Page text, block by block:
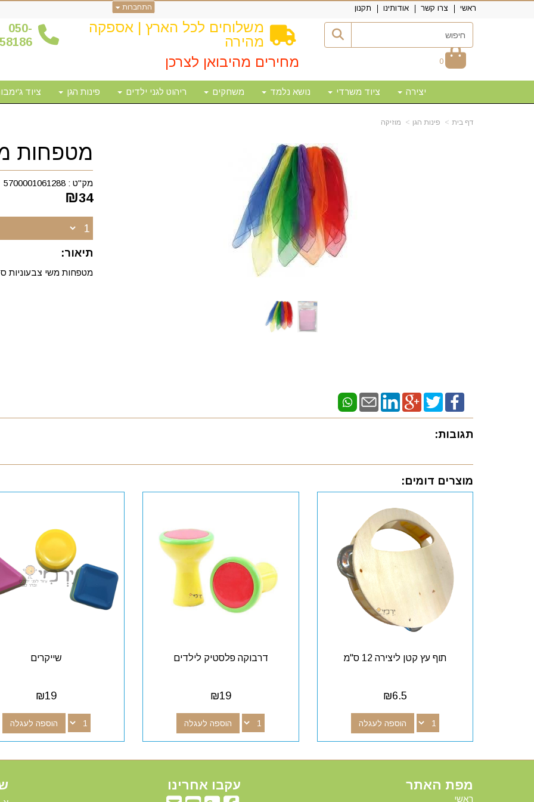
התחברות ראשי צרו קשר אודותינו תקנון
0
משלוחים לכל הארץ | אספקה
מהירה
050-
מחירים מהיבואן לצרכן
יצירה ציוד משרדי נושא נלמד משחקים ריהוט לגני ילדים פינות הגן ציוד
דף בית פינות הגן מוזיקה
מטפחות משי
מק"ט :5700001061288
₪34
תיאור:
מטפחות משי צבעוניות סט 12
תגובות:
מוצרים דומים:
תוף עץ קטן ליצירה 12 ס"מ
₪6.5
הוספה לעגלה
דרבוקה פלסטיק לילדים
₪19
הוספה לעגלה
שייקרים
₪19
הוספה לעגלה
מפת האתר
ראשי
עקבו אחרינו